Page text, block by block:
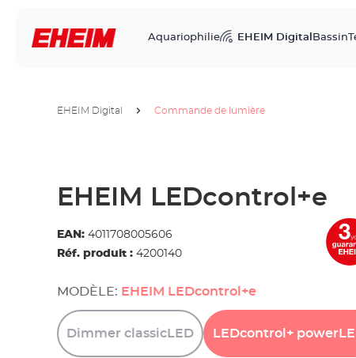
Aquariophilie EHEIM Digital Bassin
EHEIM Digital Commande de lumière
EHEIM LEDcontrol+e
EAN: 4011708005606
Réf. produit : 4200140
MODÈLE: EHEIM LEDcontrol+e
Dimmer classicLED LEDcontrol+